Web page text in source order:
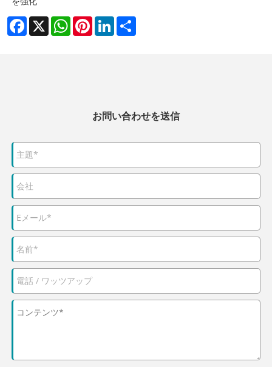
Facebook
X WhatsAppPinterestLinkedIn
お問い合わせを送信